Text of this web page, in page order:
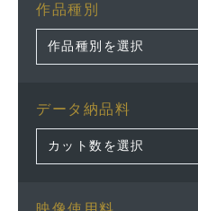
作品種別
データ納品料